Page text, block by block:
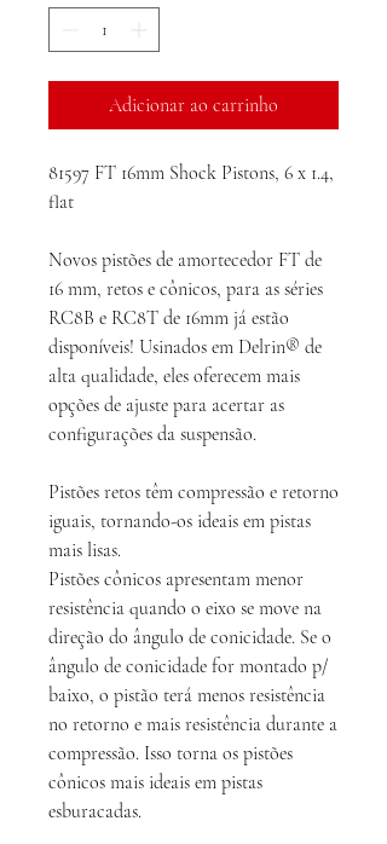
Adicionar ao carrinho
81597 FT 16mm Shock Pistons, 6 x 1.4,
flat
Novos pistões de amortecedor FT de
16 mm, retos e cônicos, para as séries
RC8B e RC8T de 16mm já estão
disponíveis! Usinados em Delrin® de
alta qualidade, eles oferecem mais
opções de ajuste para acertar as
configurações da suspensão.
Pistões retos têm compressão e retorno
iguais, tornando-os ideais em pistas
mais lisas.
Pistões cônicos apresentam menor
resistência quando o eixo se move na
direção do ângulo de conicidade. Se o
ângulo de conicidade for montado p/
baixo, o pistão terá menos resistência
no retorno e mais resistência durante a
compressão. Isso torna os pistões
cônicos mais ideais em pistas
esburacadas.